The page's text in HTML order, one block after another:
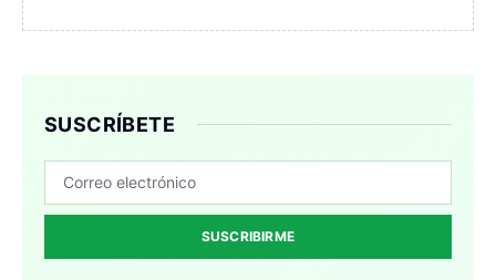
SUSCRÍBETE
SUSCRIBIRME